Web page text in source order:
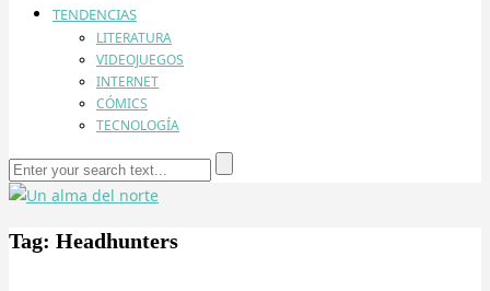
TENDENCIAS
LITERATURA
VIDEOJUEGOS
INTERNET
CÓMICS
TECNOLOGÍA
Tag: Headhunters